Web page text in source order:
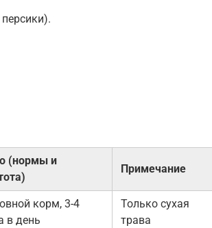
(нормы и
Примечание
корм, 3-4
в день
Только сухая
трава